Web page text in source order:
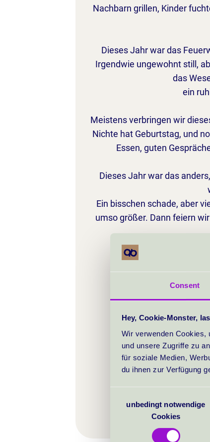
Consent
Hey, Cookie-Monster,
Wir verwenden Cookies,
und unsere Zugriffe zu
für soziale Medien,
du ihnen zur Verfügung
Selectionunbedingt notwendige
Cookies
Nachbarn grillen, Kinder
Dieses Jahr war das
Irgendwie ungewohnt still,
das
ein
Meistens verbringen wir
Nichte hat Geburtstag, und
Essen, guten
Dieses Jahr war das
Ein bisschen schade, aber
umso größer. Dann feiern